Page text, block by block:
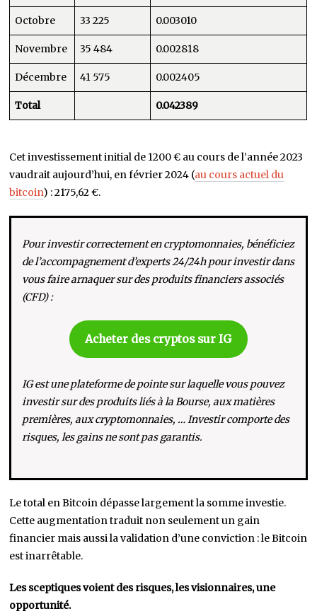
Octobre 33 225 0.003010
Novembre 35 484 0.002818
Décembre 41 575 0.002405
Total 0.042389
Cet investissement initial de 1200 € au cours de l’année 2023
vaudrait aujourd’hui, en février 2024 (au cours actuel du
bitcoin) : 2175,62 €.
Pour investir correctement en cryptomonnaies, bénéficiez
de l’accompagnement d’experts 24/24h pour investir dans
vous faire arnaquer sur des produits financiers associés
(CFD) :
Acheter des cryptos sur IG
IG est une plateforme de pointe sur laquelle vous pouvez
investir sur des produits liés à la Bourse, aux matières
premières, aux cryptomonnaies, … Investir comporte des
risques, les gains ne sont pas garantis.
Le total en Bitcoin dépasse largement la somme investie.
Cette augmentation traduit non seulement un gain
financier mais aussi la validation d’une conviction : le Bitcoin
est inarrêtable.
Les sceptiques voient des risques, les visionnaires, une
opportunité.